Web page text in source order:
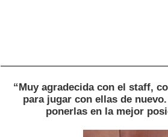
“Muy agradecida con el staff,
para jugar con ellas de
ponerlas en la mejor